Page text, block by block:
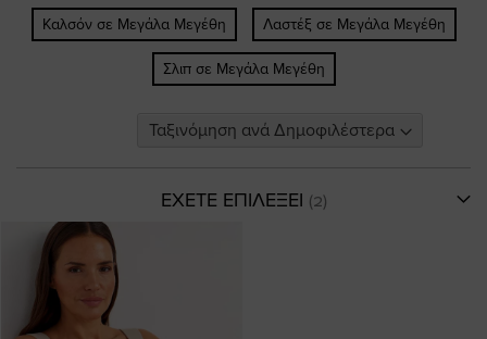
Καλσόν σε Μεγάλα Μεγέθη Λαστέξ σε Μεγάλα Μεγέθη
Σλιπ σε Μεγάλα Μεγέθη
ΕΧΕΤΕ ΕΠΙΛΕΞΕΙ